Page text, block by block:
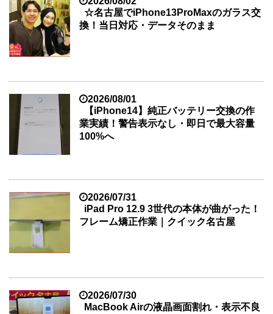
☆名古屋でiPhone13ProMaxのガラス交
換！当日対応・データそのまま
2026/08/01
【iPhone14】純正バッテリー交換の作
業実績！警告表示なし・即日で最大容量
100%へ
2026/07/31
iPad Pro 12.9 3世代の本体が曲がった！
フレーム矯正作業｜クイック名古屋
2026/07/30
MacBook Airの液晶画面割れ・表示不良